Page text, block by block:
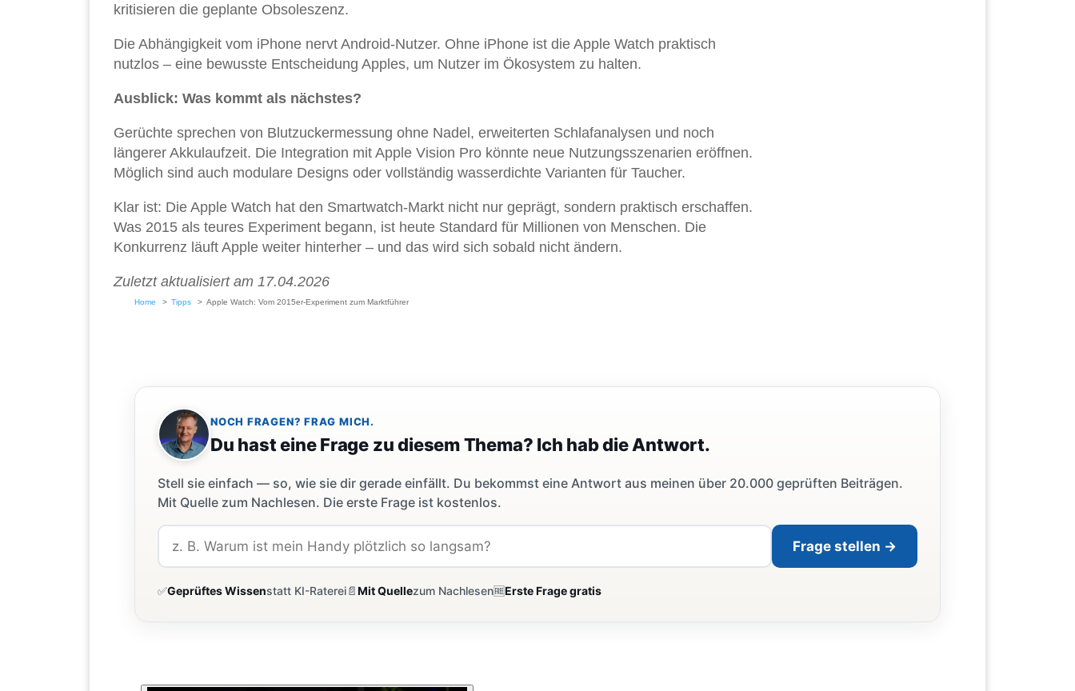
kritisieren die geplante Obsoleszenz.
Die Abhängigkeit vom iPhone nervt Android-Nutzer. Ohne iPhone ist die Apple Watch praktisch
nutzlos – eine bewusste Entscheidung Apples, um Nutzer im Ökosystem zu halten.
Ausblick: Was kommt als nächstes?
Gerüchte sprechen von Blutzuckermessung ohne Nadel, erweiterten Schlafanalysen und noch
längerer Akkulaufzeit. Die Integration mit Apple Vision Pro könnte neue Nutzungsszenarien eröffnen.
Möglich sind auch modulare Designs oder vollständig wasserdichte Varianten für Taucher.
Klar ist: Die Apple Watch hat den Smartwatch-Markt nicht nur geprägt, sondern praktisch erschaffen.
Was 2015 als teures Experiment begann, ist heute Standard für Millionen von Menschen. Die
Konkurrenz läuft Apple weiter hinterher – und das wird sich sobald nicht ändern.
Zuletzt aktualisiert am 17.04.2026
Home Tipps Apple Watch: Vom 2015er-Experiment zum Marktführer
NOCH FRAGEN? FRAG MICH.
Du hast eine Frage zu diesem Thema? Ich hab die Antwort.
Stell sie einfach — so, wie sie dir gerade einfällt. Du bekommst eine Antwort aus meinen über 20.000 geprüften Beiträgen.
Mit Quelle zum Nachlesen. Die erste Frage ist kostenlos.
Frage stellen →
✅Geprüftes Wissenstatt KI-Raterei📄Mit Quellezum Nachlesen🆓Erste Frage gratis